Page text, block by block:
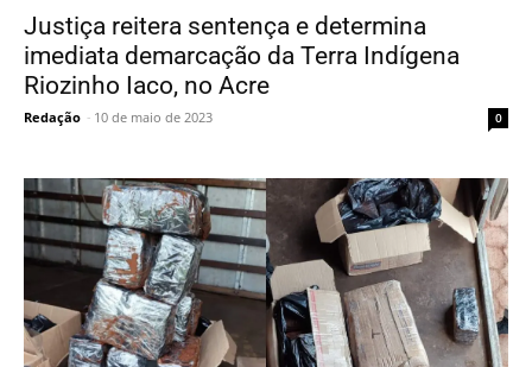
Justiça reitera sentença e determina
imediata demarcação da Terra Indígena
Riozinho Iaco, no Acre
Redação - 10 de maio de 2023 0